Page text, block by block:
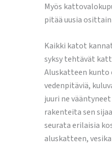
Myös
pitää uusia
Kaikki katot
syksy tehtävät
Aluskatteen kunto
vedenpitäviä,
juuri ne
rakenteita sen
seurata erilaisia
aluskatteen,